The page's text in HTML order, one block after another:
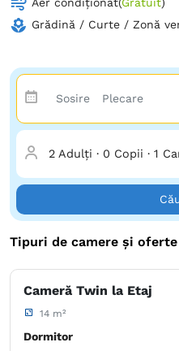
Aer condiționat(Gratuit)
Grădină / Curte / Zonă
2 Adulți · 0 Copii · 1
Tipuri de camere și oferte
Cameră Twin la Etaj
14 m²
Dormitor